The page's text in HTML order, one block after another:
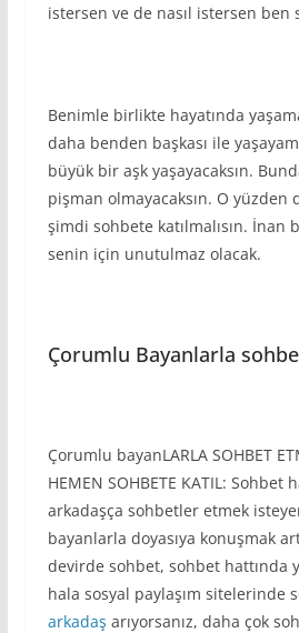
istersen ve de nasıl istersen ben
Benimle birlikte hayatında
daha benden başkası ile
büyük bir aşk yaşayacaksın.
pişman olmayacaksın. O yüzden
şimdi sohbete katılmalısın. İnan
senin için unutulmaz olacak.
Çorumlu Bayanlarla
Çorumlu bayanLARLA SOHBET
HEMEN SOHBETE KATIL: Sohbet
arkadaşça sohbetler etmek
bayanlarla doyasıya konuşmak
devirde sohbet, sohbet hattında
hala sosyal paylaşım sitelerinde
arkadaş arıyorsanız, daha çok